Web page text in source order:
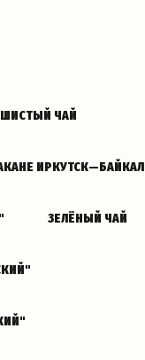
ЧАЙ
ИРКУТСК—БАЙКАЛ
ЗЕЛЁНЫЙ ЧАЙ